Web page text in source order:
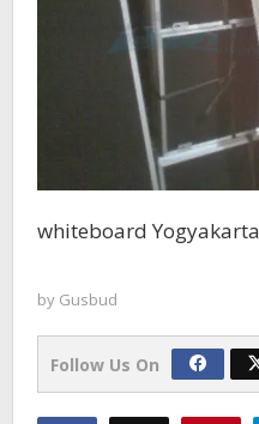
whiteboard Yogyakarta
by Gusbud
Follow Us On